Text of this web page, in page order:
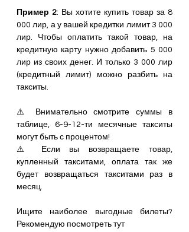
Пример 2: Вы хотите купить товар за 8
000 лир, а у вашей кредитки лимит 3 000
лир. Чтобы оплатить такой товар, на
кредитную карту нужно добавить 5 000
лир из своих денег. И только 3 000 лир
(кредитный лимит) можно разбить на
такситы.
⚠️ Внимательно смотрите суммы в
таблице, 6-9-12-ти месячные такситы
могут быть с процентом!
⚠️ Если вы возвращаете товар,
купленный такситами, оплата так же
будет возвращаться такситами раз в
месяц.
Ищите наиболее выгодные билеты?
Рекомендую посмотреть тут